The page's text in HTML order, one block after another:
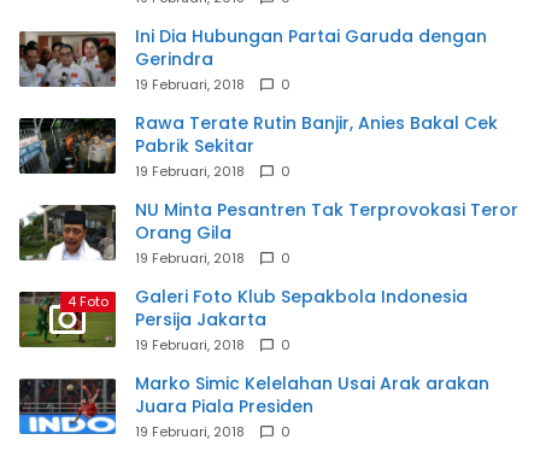
Ini Dia Hubungan Partai Garuda dengan
Gerindra
19 Februari, 2018 0
Rawa Terate Rutin Banjir, Anies Bakal Cek
Pabrik Sekitar
19 Februari, 2018 0
NU Minta Pesantren Tak Terprovokasi Teror
Orang Gila
19 Februari, 2018 0
4 Foto
Galeri Foto Klub Sepakbola Indonesia
Persija Jakarta
19 Februari, 2018 0
Marko Simic Kelelahan Usai Arak arakan
Juara Piala Presiden
19 Februari, 2018 0